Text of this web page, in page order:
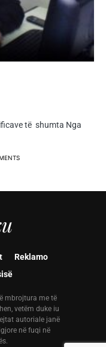
të shumta Nga
Reklamo
mbrojtura me të
vetëm duke iu
autoriale janë
në fuqi në